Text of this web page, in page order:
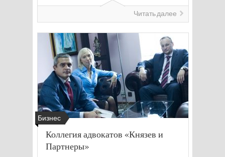
Читать далее
Бизнес
Коллегия адвокатов «Князев и
Партнеры»